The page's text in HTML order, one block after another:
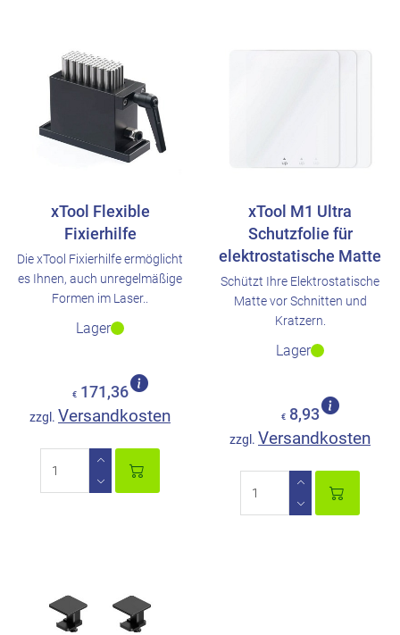
xTool Flexible
Fixierhilfe
Die xTool Fixierhilfe ermöglicht
es Ihnen, auch unregelmäßige
Formen im Laser..
Lager
€ 171,36
zzgl. Versandkosten
xTool M1 Ultra
Schutzfolie für
elektrostatische Matte
Schützt Ihre Elektrostatische
Matte vor Schnitten und
Kratzern.
Lager
€ 8,93
zzgl. Versandkosten